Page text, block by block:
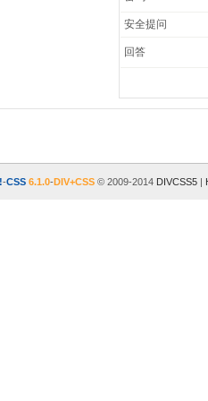
安全提问
回答
-CSS 6.1.0-DIV+CSS © 2009-2014 DIVCSS5 |